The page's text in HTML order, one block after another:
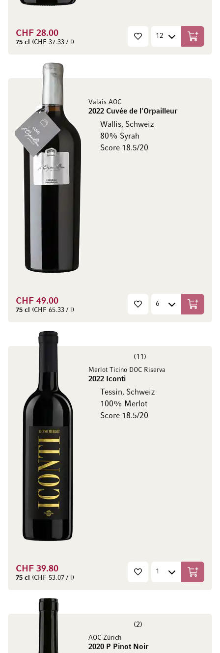
CHF 28.00
75 cl (CHF 37.33 / l) In den
Valais AOC
2022 Cuvée de l'Orpailleur
Wallis, Schweiz
80% Syrah
Score 18.5/20
CHF 49.00
75 cl (CHF 65.33 / l) In den
11
Merlot Ticino DOC Riserva
2022 Iconti
Tessin, Schweiz
100% Merlot
Score 18.5/20
CHF 39.80
75 cl (CHF 53.07 / l) In den
2
AOC Zürich
2020 P Pinot Noir